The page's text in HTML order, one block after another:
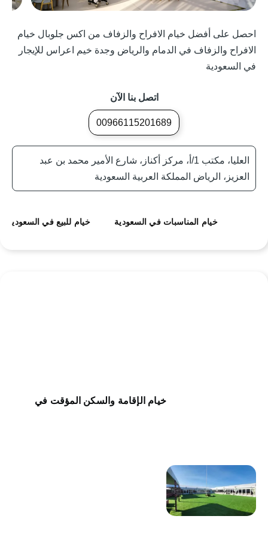
احصل على أفضل خيام الافراح والزفاف من اكس جلوبال خيام
الافراح والزفاف في الدمام والرياض وجدة خيم اعراس للإيجار
في السعودية
اتصل بنا الآن
00966115201689
العليا، مكتب 1/أ، مركز أكناز، شارع الأمير محمد بن عبد
العزيز، الرياض المملكة العربية السعودية
خيام المناسبات في السعودية خيام للبيع في السعودية
خيام الإقامة والسكن المؤقت في